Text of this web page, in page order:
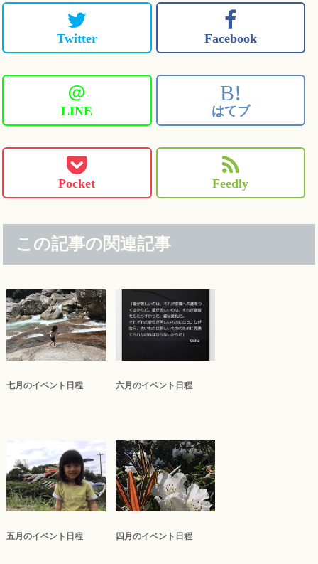
Twitter Facebook
＠
LINE
B!
はてブ
Pocket Feedly
この記事の関連記事
七月のイベント日程 六月のイベント日程
五月のイベント日程 四月のイベント日程